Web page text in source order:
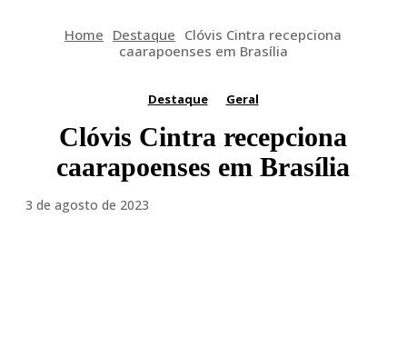
Home Destaque Clóvis Cintra recepciona
caarapoenses em Brasília
Destaque Geral
Clóvis Cintra recepciona
caarapoenses em Brasília
3 de agosto de 2023